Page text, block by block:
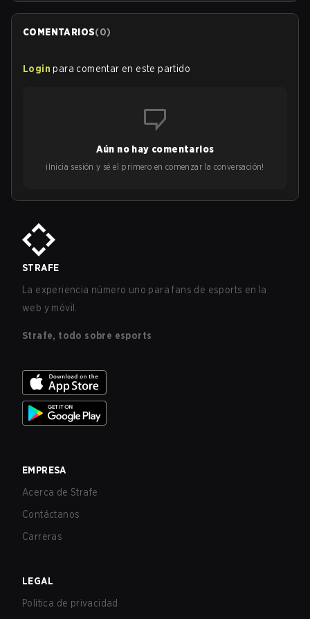
COMENTARIOS(0)
Login para comentar en este partido
Aún no hay comentarios
¡Inicia sesión y sé el primero en comenzar la conversación!
STRAFE
La experiencia número uno para fans de esports en la
web y móvil.
Strafe, todo sobre esports
EMPRESA
Acerca de Strafe
Contáctanos
Carreras
LEGAL
Política de privacidad